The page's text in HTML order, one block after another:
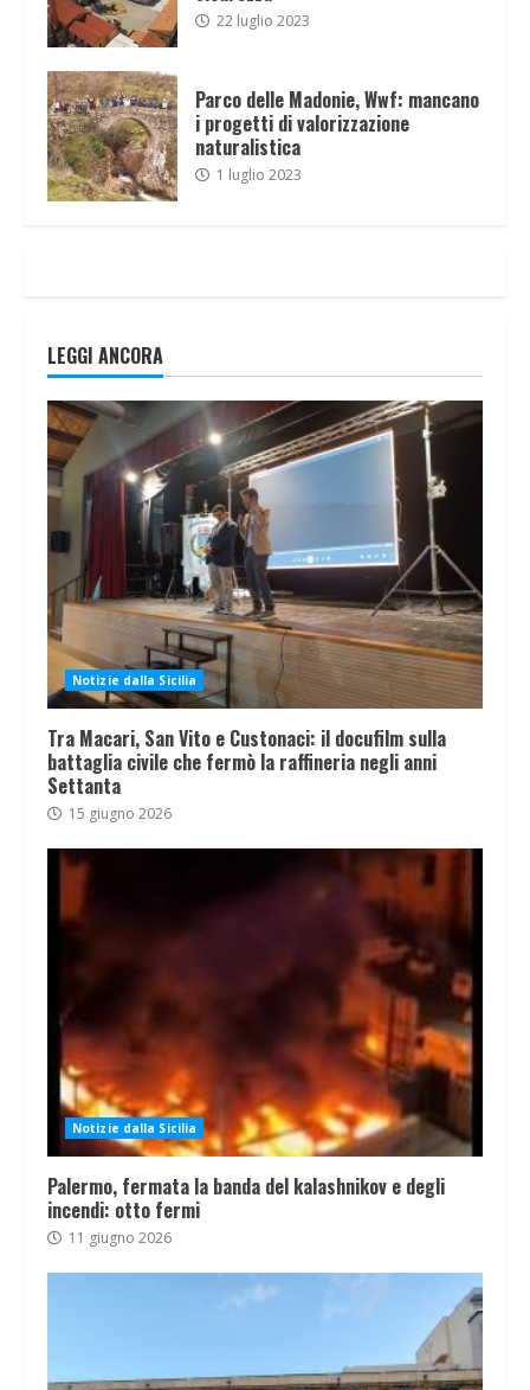
22 luglio 2023
Parco delle Madonie, Wwf: mancano
i progetti di valorizzazione
naturalistica
1 luglio 2023
LEGGI ANCORA
Notizie dalla Sicilia
Tra Macari, San Vito e Custonaci: il docufilm sulla
battaglia civile che fermò la raffineria negli anni
Settanta
15 giugno 2026
Notizie dalla Sicilia
Palermo, fermata la banda del kalashnikov e degli
incendi: otto fermi
11 giugno 2026